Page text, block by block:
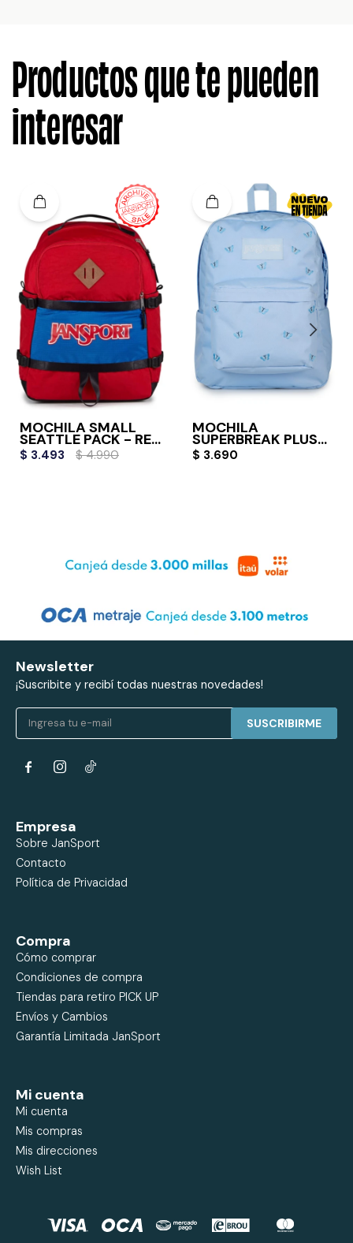
Productos que te pueden
interesar
MOCHILA SMALL
SEATTLE PACK - RED
TAPE
$ 3.493 $ 4.990
MOCHILA
SUPERBREAK PLUS
FX
$ 3.690
Newsletter
¡Suscribite y recibí todas nuestras novedades!
SUSCRIBIRME
 
Empresa
Sobre JanSport
Contacto
Política de Privacidad
Compra
Cómo comprar
Condiciones de compra
Tiendas para retiro PICK UP
Envíos y Cambios
Garantía Limitada JanSport
Mi cuenta
Mi cuenta
Mis compras
Mis direcciones
Wish List